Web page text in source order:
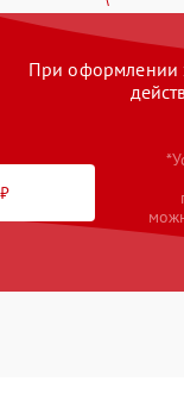
При оформлении